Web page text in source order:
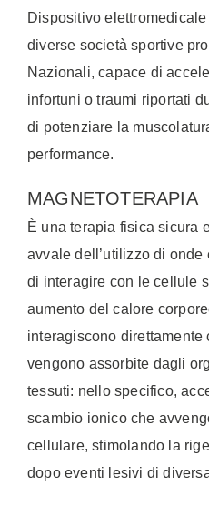
Dispositivo
diverse società sportive
Nazionali, capace di
infortuni o traumi riportati
di potenziare la
performance.
MAGNETOTERAPIA
È una terapia fisica sicura
avvale dell’utilizzo di
di interagire con le cellule
aumento del calore
interagiscono direttamente
vengono assorbite dagli
tessuti: nello specifico,
scambio ionico che
cellulare, stimolando la
dopo eventi lesivi di